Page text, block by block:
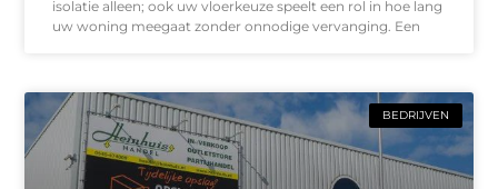
isolatie alleen; ook uw vloerkeuze speelt een rol in hoe lang
uw woning meegaat zonder onnodige vervanging. Een
BEDRIJVEN